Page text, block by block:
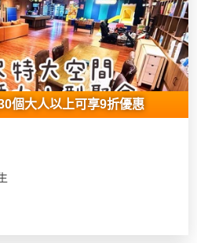
個大人以上可享9折優惠